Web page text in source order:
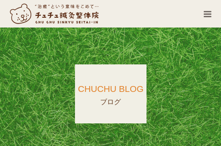
CHUCHU BLOG
ブログ
当院について
診療科目
営業カレンダー
お客さまの声